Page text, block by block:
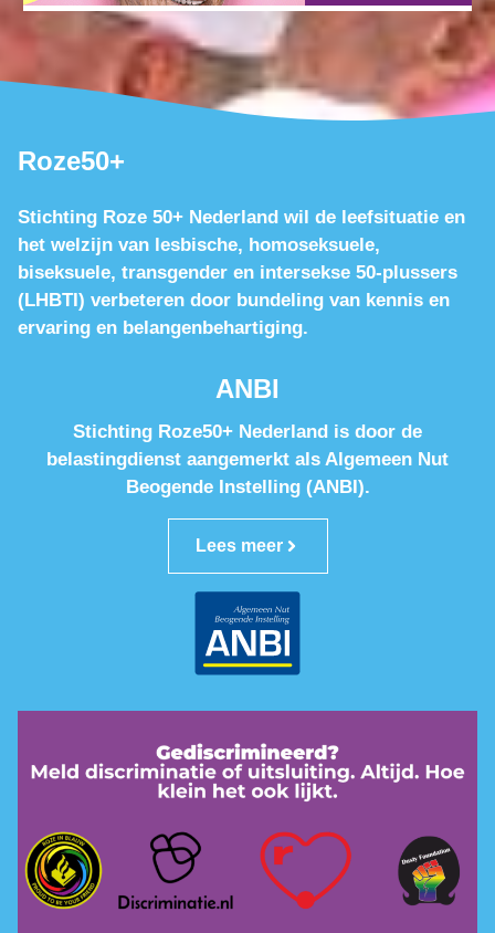
Roze50+
Stichting Roze 50+ Nederland wil de leefsituatie en
het welzijn van lesbische, homoseksuele,
biseksuele, transgender en intersekse 50-plussers
(LHBTI) verbeteren door bundeling van kennis en
ervaring en belangenbehartiging.
ANBI
Stichting Roze50+ Nederland is door de
belastingdienst aangemerkt als Algemeen Nut
Beogende Instelling (ANBI).
Lees meer